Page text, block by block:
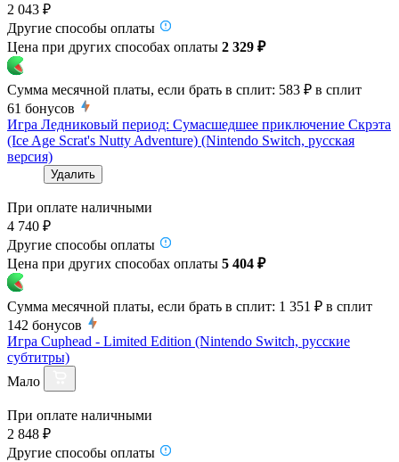
2 043 ₽
Другие способы оплаты
Цена при других способах оплаты 2 329 ₽
Сумма месячной платы, если брать в сплит: 583 ₽ в сплит
61 бонусов
Игра Ледниковый период: Сумасшедшее приключение Скрэта
(Ice Age Scrat's Nutty Adventure) (Nintendo Switch, русская
версия)
Удалить
При оплате наличными
4 740 ₽
Другие способы оплаты
Цена при других способах оплаты 5 404 ₽
Сумма месячной платы, если брать в сплит: 1 351 ₽ в сплит
142 бонусов
Игра Cuphead - Limited Edition (Nintendo Switch, русские
субтитры)
Мало
При оплате наличными
2 848 ₽
Другие способы оплаты